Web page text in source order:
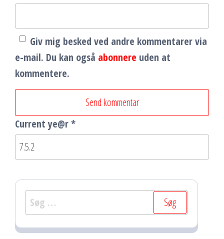
Giv mig besked ved andre kommentarer via
e-mail. Du kan også abonnere uden at
kommentere.
Current ye@r*
Søg
efter: